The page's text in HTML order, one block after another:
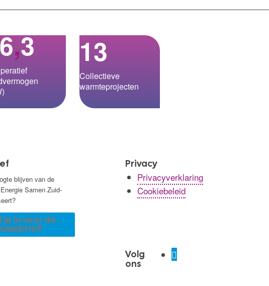
,3 13
Collectieve
warmteprojecten
blijven van de
Samen Zuid-
je in voor de
Privacy
Privacyverklaring
Cookiebeleid
Volg
ons